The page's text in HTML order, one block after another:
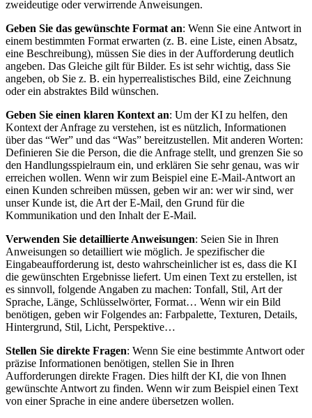
zweideutige oder verwirrende Anweisungen.
Geben Sie das gewünschte Format an: Wenn Sie eine Antwort in
einem bestimmten Format erwarten (z. B. eine Liste, einen Absatz,
eine Beschreibung), müssen Sie dies in der Aufforderung deutlich
angeben. Das Gleiche gilt für Bilder. Es ist sehr wichtig, dass Sie
angeben, ob Sie z. B. ein hyperrealistisches Bild, eine Zeichnung
oder ein abstraktes Bild wünschen.
Geben Sie einen klaren Kontext an: Um der KI zu helfen, den
Kontext der Anfrage zu verstehen, ist es nützlich, Informationen
über das “Wer” und das “Was” bereitzustellen. Mit anderen Worten:
Definieren Sie die Person, die die Anfrage stellt, und grenzen Sie so
den Handlungsspielraum ein, und erklären Sie sehr genau, was wir
erreichen wollen. Wenn wir zum Beispiel eine E-Mail-Antwort an
einen Kunden schreiben müssen, geben wir an: wer wir sind, wer
unser Kunde ist, die Art der E-Mail, den Grund für die
Kommunikation und den Inhalt der E-Mail.
Verwenden Sie detaillierte Anweisungen: Seien Sie in Ihren
Anweisungen so detailliert wie möglich. Je spezifischer die
Eingabeaufforderung ist, desto wahrscheinlicher ist es, dass die KI
die gewünschten Ergebnisse liefert. Um einen Text zu erstellen, ist
es sinnvoll, folgende Angaben zu machen: Tonfall, Stil, Art der
Sprache, Länge, Schlüsselwörter, Format… Wenn wir ein Bild
benötigen, geben wir Folgendes an: Farbpalette, Texturen, Details,
Hintergrund, Stil, Licht, Perspektive…
Stellen Sie direkte Fragen: Wenn Sie eine bestimmte Antwort oder
präzise Informationen benötigen, stellen Sie in Ihren
Aufforderungen direkte Fragen. Dies hilft der KI, die von Ihnen
gewünschte Antwort zu finden. Wenn wir zum Beispiel einen Text
von einer Sprache in eine andere übersetzen wollen.